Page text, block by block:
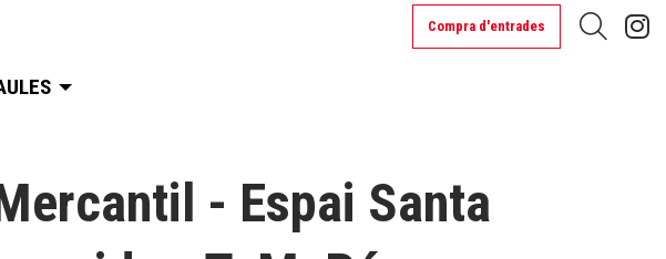
Compra d'entrades
- Espai Santa